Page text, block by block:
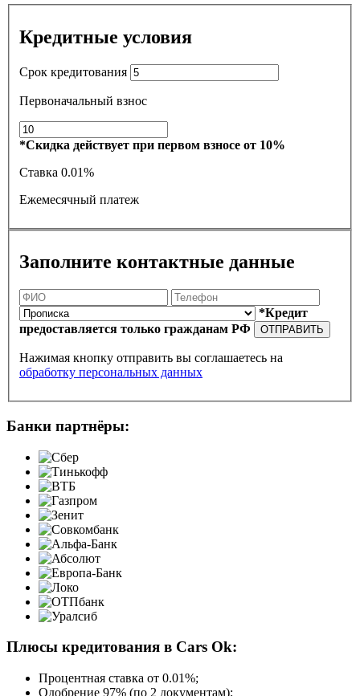
Кредитные условия
Срок кредитования
Первоначальный взнос
*Скидка действует при первом взносе от 10%
Ставка 0.01%
Ежемесячный платеж
Заполните контактные данные
*Кредит
предоставляется только гражданам РФ
ОТПРАВИТЬ
Нажимая кнопку отправить вы соглашаетесь на
обработку персональных данных
Банки партнёры:
Плюсы кредитования в Cars Ok:
Процентная ставка от 0.01%;
Одобрение 97% (по 2 документам);